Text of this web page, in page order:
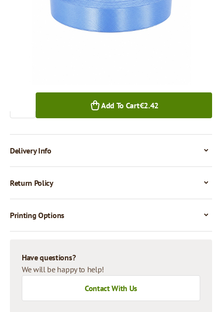
Add To Cart€2.42
Delivery Info
Return Policy
Printing Options
Have questions?
We will be happy to help!
Contact With Us